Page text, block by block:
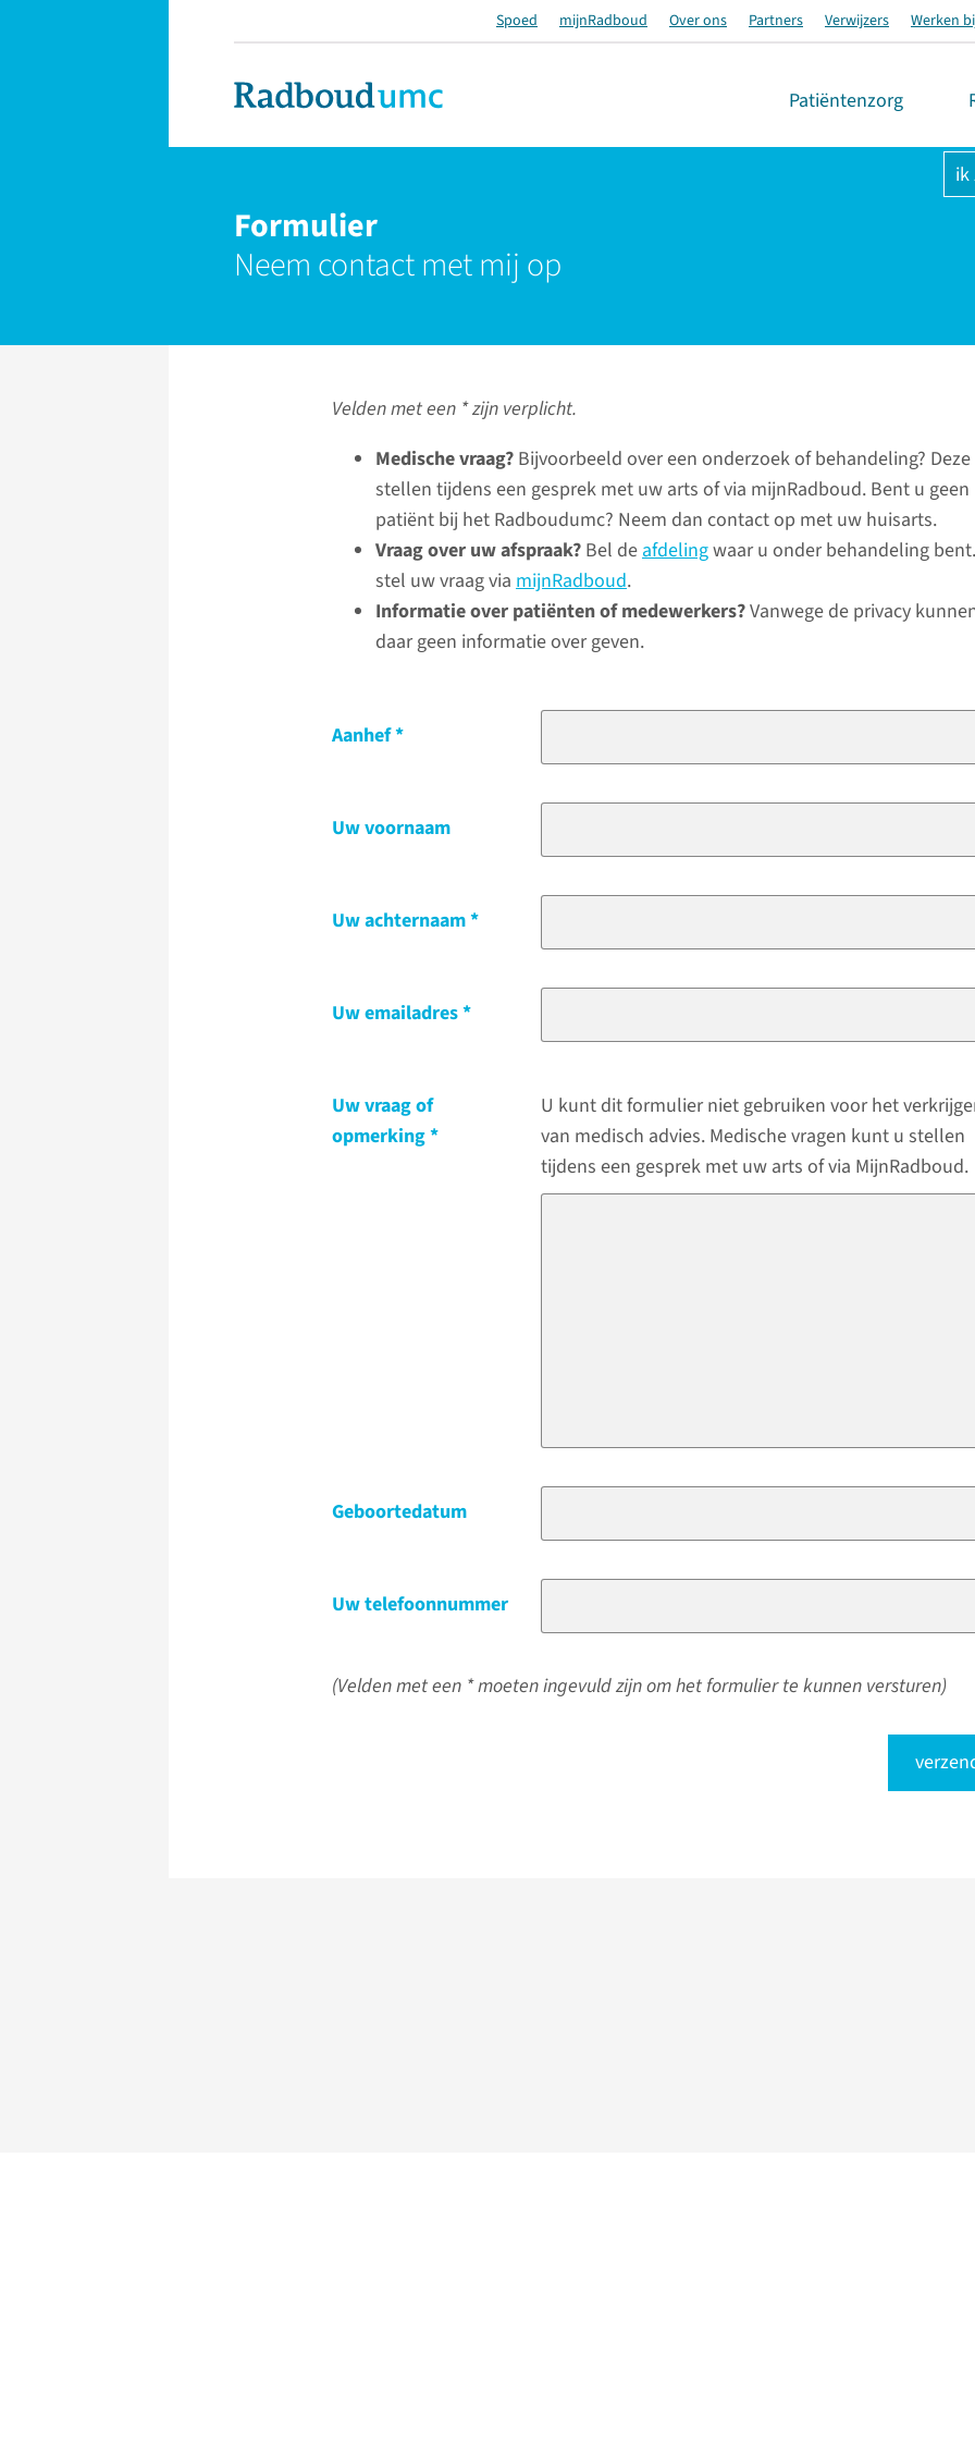
Spoed mijnRadboud Over ons Partners Verwijzers Werken
Patiëntenzorg
ik
Formulier
Neem contact met mij op
Velden met een * zijn verplicht.
Medische vraag? Bijvoorbeeld over een onderzoek of behandeling?
stellen tijdens een gesprek met uw arts of via mijnRadboud. Bent u geen
patiënt bij het Radboudumc? Neem dan contact op met uw huisarts.
Vraag over uw afspraak? Bel deafdelingwaar u onder behandeling
stel uw vraag via mijnRadboud.
Informatie over patiënten of medewerkers?Vanwege de privacy
daar geen informatie over geven.
Aanhef
Uw voornaam
Uw achternaam
Uw emailadres
Uw vraag of
opmerking
U kunt dit formulier niet gebruiken voor het
van medisch advies. Medische vragen kunt u stellen
tijdens een gesprek met uw arts of via MijnRadboud.
Geboortedatum
Uw telefoonnummer
(Velden met een * moeten ingevuld zijn om het formulier te kunnen versturen)